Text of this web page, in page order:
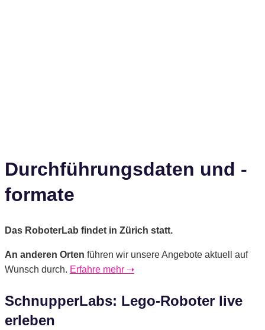
Durchführungsdaten und -
formate
Das RoboterLab findet in Zürich statt.
An anderen Orten führen wir unsere Angebote aktuell auf
Wunsch durch. Erfahre mehr ➝
SchnupperLabs: Lego-Roboter live
erleben